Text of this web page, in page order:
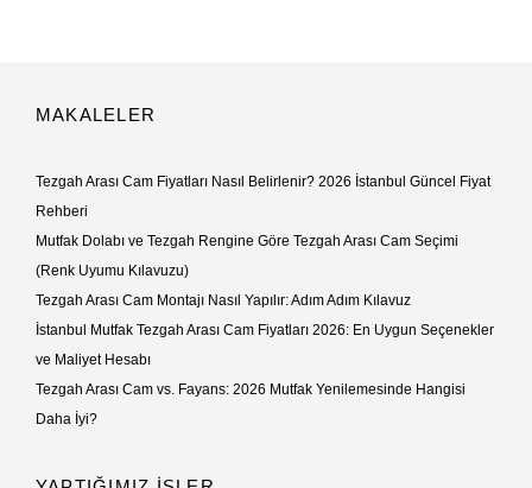
MAKALELER
Tezgah Arası Cam Fiyatları Nasıl Belirlenir? 2026 İstanbul Güncel Fiyat
Rehberi
Mutfak Dolabı ve Tezgah Rengine Göre Tezgah Arası Cam Seçimi
(Renk Uyumu Kılavuzu)
Tezgah Arası Cam Montajı Nasıl Yapılır: Adım Adım Kılavuz
İstanbul Mutfak Tezgah Arası Cam Fiyatları 2026: En Uygun Seçenekler
ve Maliyet Hesabı
Tezgah Arası Cam vs. Fayans: 2026 Mutfak Yenilemesinde Hangisi
Daha İyi?